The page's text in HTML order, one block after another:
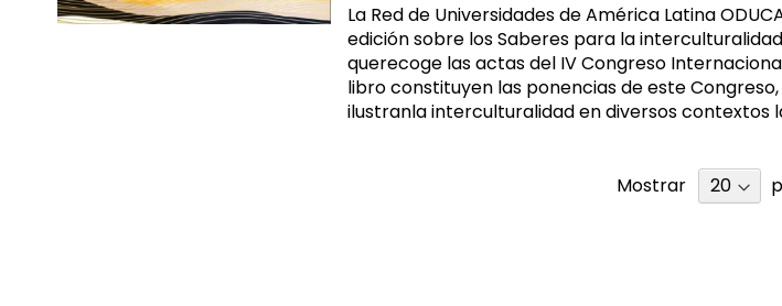
La Red de Universidades de América Latina
edición sobre los Saberes para la
querecoge las actas del IV Congreso
libro constituyen las ponencias de este
ilustranla interculturalidad en diversos contextos
Mostrar